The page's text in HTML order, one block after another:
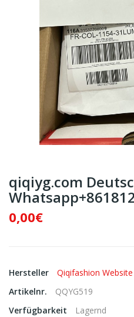
qiqiyg.com
0,00€
Hersteller
Qiqifashion Website
Artikelnr.
QQYG519
Verfügbarkeit
Lagernd